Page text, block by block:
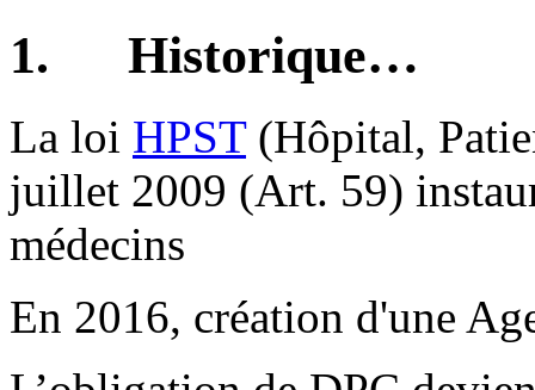
1. Historique…
La loi HPST(Hôpital,
juillet 2009 (Art. 59)
médecins
En 2016, création d'une